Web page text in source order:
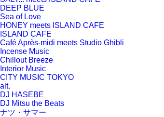
DEEP BLUE
Sea of Love
HONEY meets ISLAND CAFE
ISLAND CAFE
Café Après-midi meets Studio Ghibli
Incense Music
Chillout Breeze
Interior Music
CITY MUSIC TOKYO
alt.
DJ HASEBE
DJ Mitsu the Beats
ナツ・サマー